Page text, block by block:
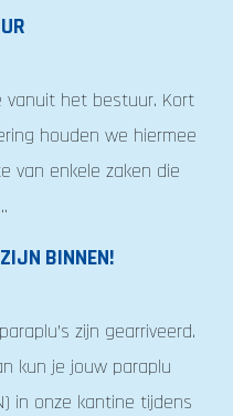
vanuit het bestuur. Kort
houden we hiermee
van enkele zaken die
BINNEN!
zijn gearriveerd.
kun je jouw paraplu
in onze kantine tijdens